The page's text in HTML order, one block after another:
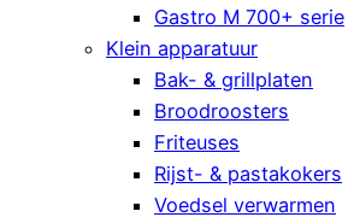
Gastro M 700+ serie
Klein apparatuur
Bak- & grillplaten
Broodroosters
Friteuses
Rijst- & pastakokers
Voedsel verwarmen